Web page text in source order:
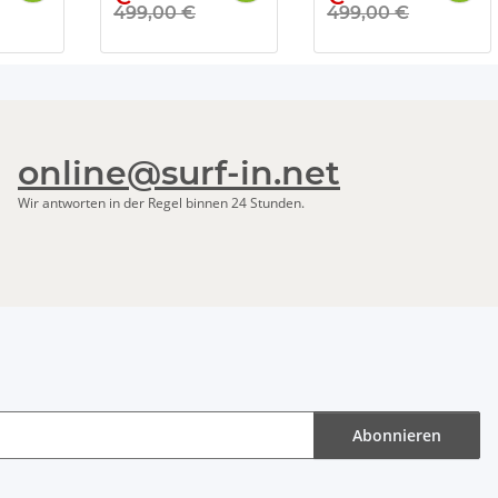
499,00 € 499,00 €
online@surf-in.net
Wir antworten in der Regel binnen 24 Stunden.
Abonnieren